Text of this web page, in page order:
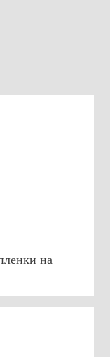
на